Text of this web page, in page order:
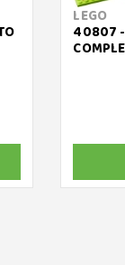
LEGO
40807 -